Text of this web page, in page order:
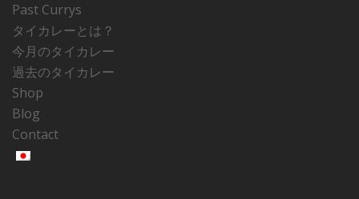
Past Currys
タイカレーとは？
今月のタイカレー
過去のタイカレー
Shop
Blog
Contact